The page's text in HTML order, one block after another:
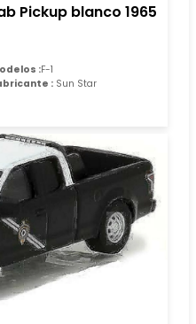
Pickup blanco 1965
:F-1
: Sun Star